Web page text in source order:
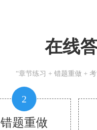
在线
“章节练习 + 错题重做 +
2
错题重做